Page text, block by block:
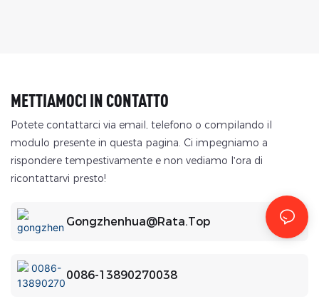
METTIAMOCI IN CONTATTO
Potete contattarci via email, telefono o compilando il
modulo presente in questa pagina. Ci impegniamo a
rispondere tempestivamente e non vediamo l'ora di
ricontattarvi presto!
Gongzhenhua@rata.top
0086-13890270038